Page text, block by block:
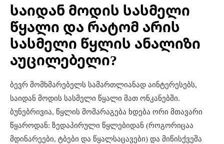
საიდან მოდის სასმელი
წყალი და რატომ არის
სასმელი წყლის ანალიზი
აუცილებელი?
ბევრ მომხმარებელს სამართლიანად აინტერესებს,
საიდან მოდის სასმელი წყალი მათ ონკანებში.
ბუნებრივია, წყლის მომარაგება ხდება ორი მთავარი
წყაროდან: ზედაპირული წყლებიდან (როგორიცაა
მდინარეები, ტბები და წყალსაცავები) და მიწისქვეშა